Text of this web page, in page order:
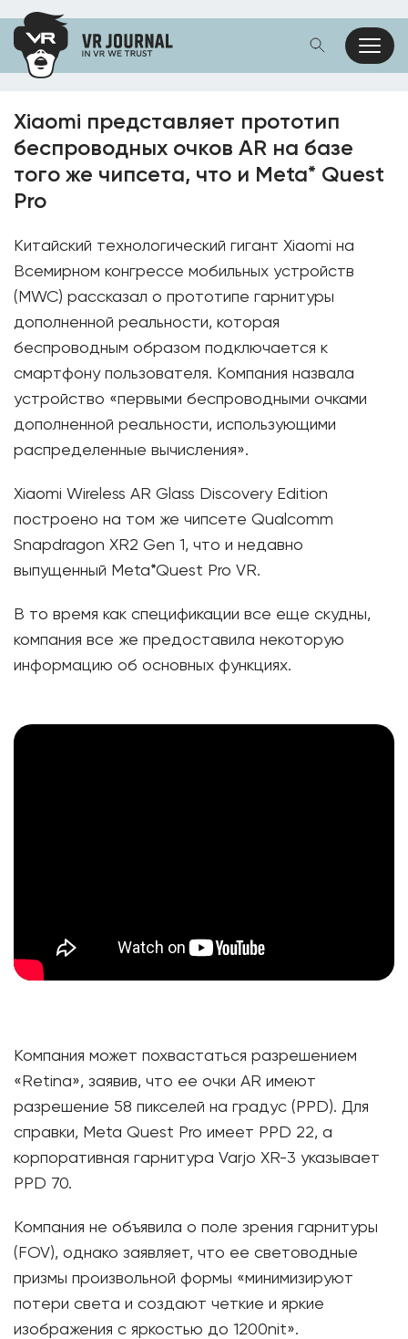
Xiaomi представляет прототип
беспроводных очков AR на базе
того же чипсета, что и Meta* Quest
Pro
Китайский технологический гигант Xiaomi на
Всемирном конгрессе мобильных устройств
(MWC) рассказал о прототипе гарнитуры
дополненной реальности, которая
беспроводным образом подключается к
смартфону пользователя. Компания назвала
устройство «первыми беспроводными очками
дополненной реальности, использующими
распределенные вычисления».
Xiaomi Wireless AR Glass Discovery Edition
построено на том же чипсете Qualcomm
Snapdragon XR2 Gen 1, что и недавно
выпущенный Meta*Quest Pro VR.
В то время как спецификации все еще скудны,
компания все же предоставила некоторую
информацию об основных функциях.
Компания может похвастаться разрешением
«Retina», заявив, что ее очки AR имеют
разрешение 58 пикселей на градус (PPD). Для
справки, Meta Quest Pro имеет PPD 22, а
корпоративная гарнитура Varjo XR-3 указывает
PPD 70.
Компания не объявила о поле зрения гарнитуры
(FOV), однако заявляет, что ее световодные
призмы произвольной формы «минимизируют
потери света и создают четкие и яркие
изображения с яркостью до 1200nit».